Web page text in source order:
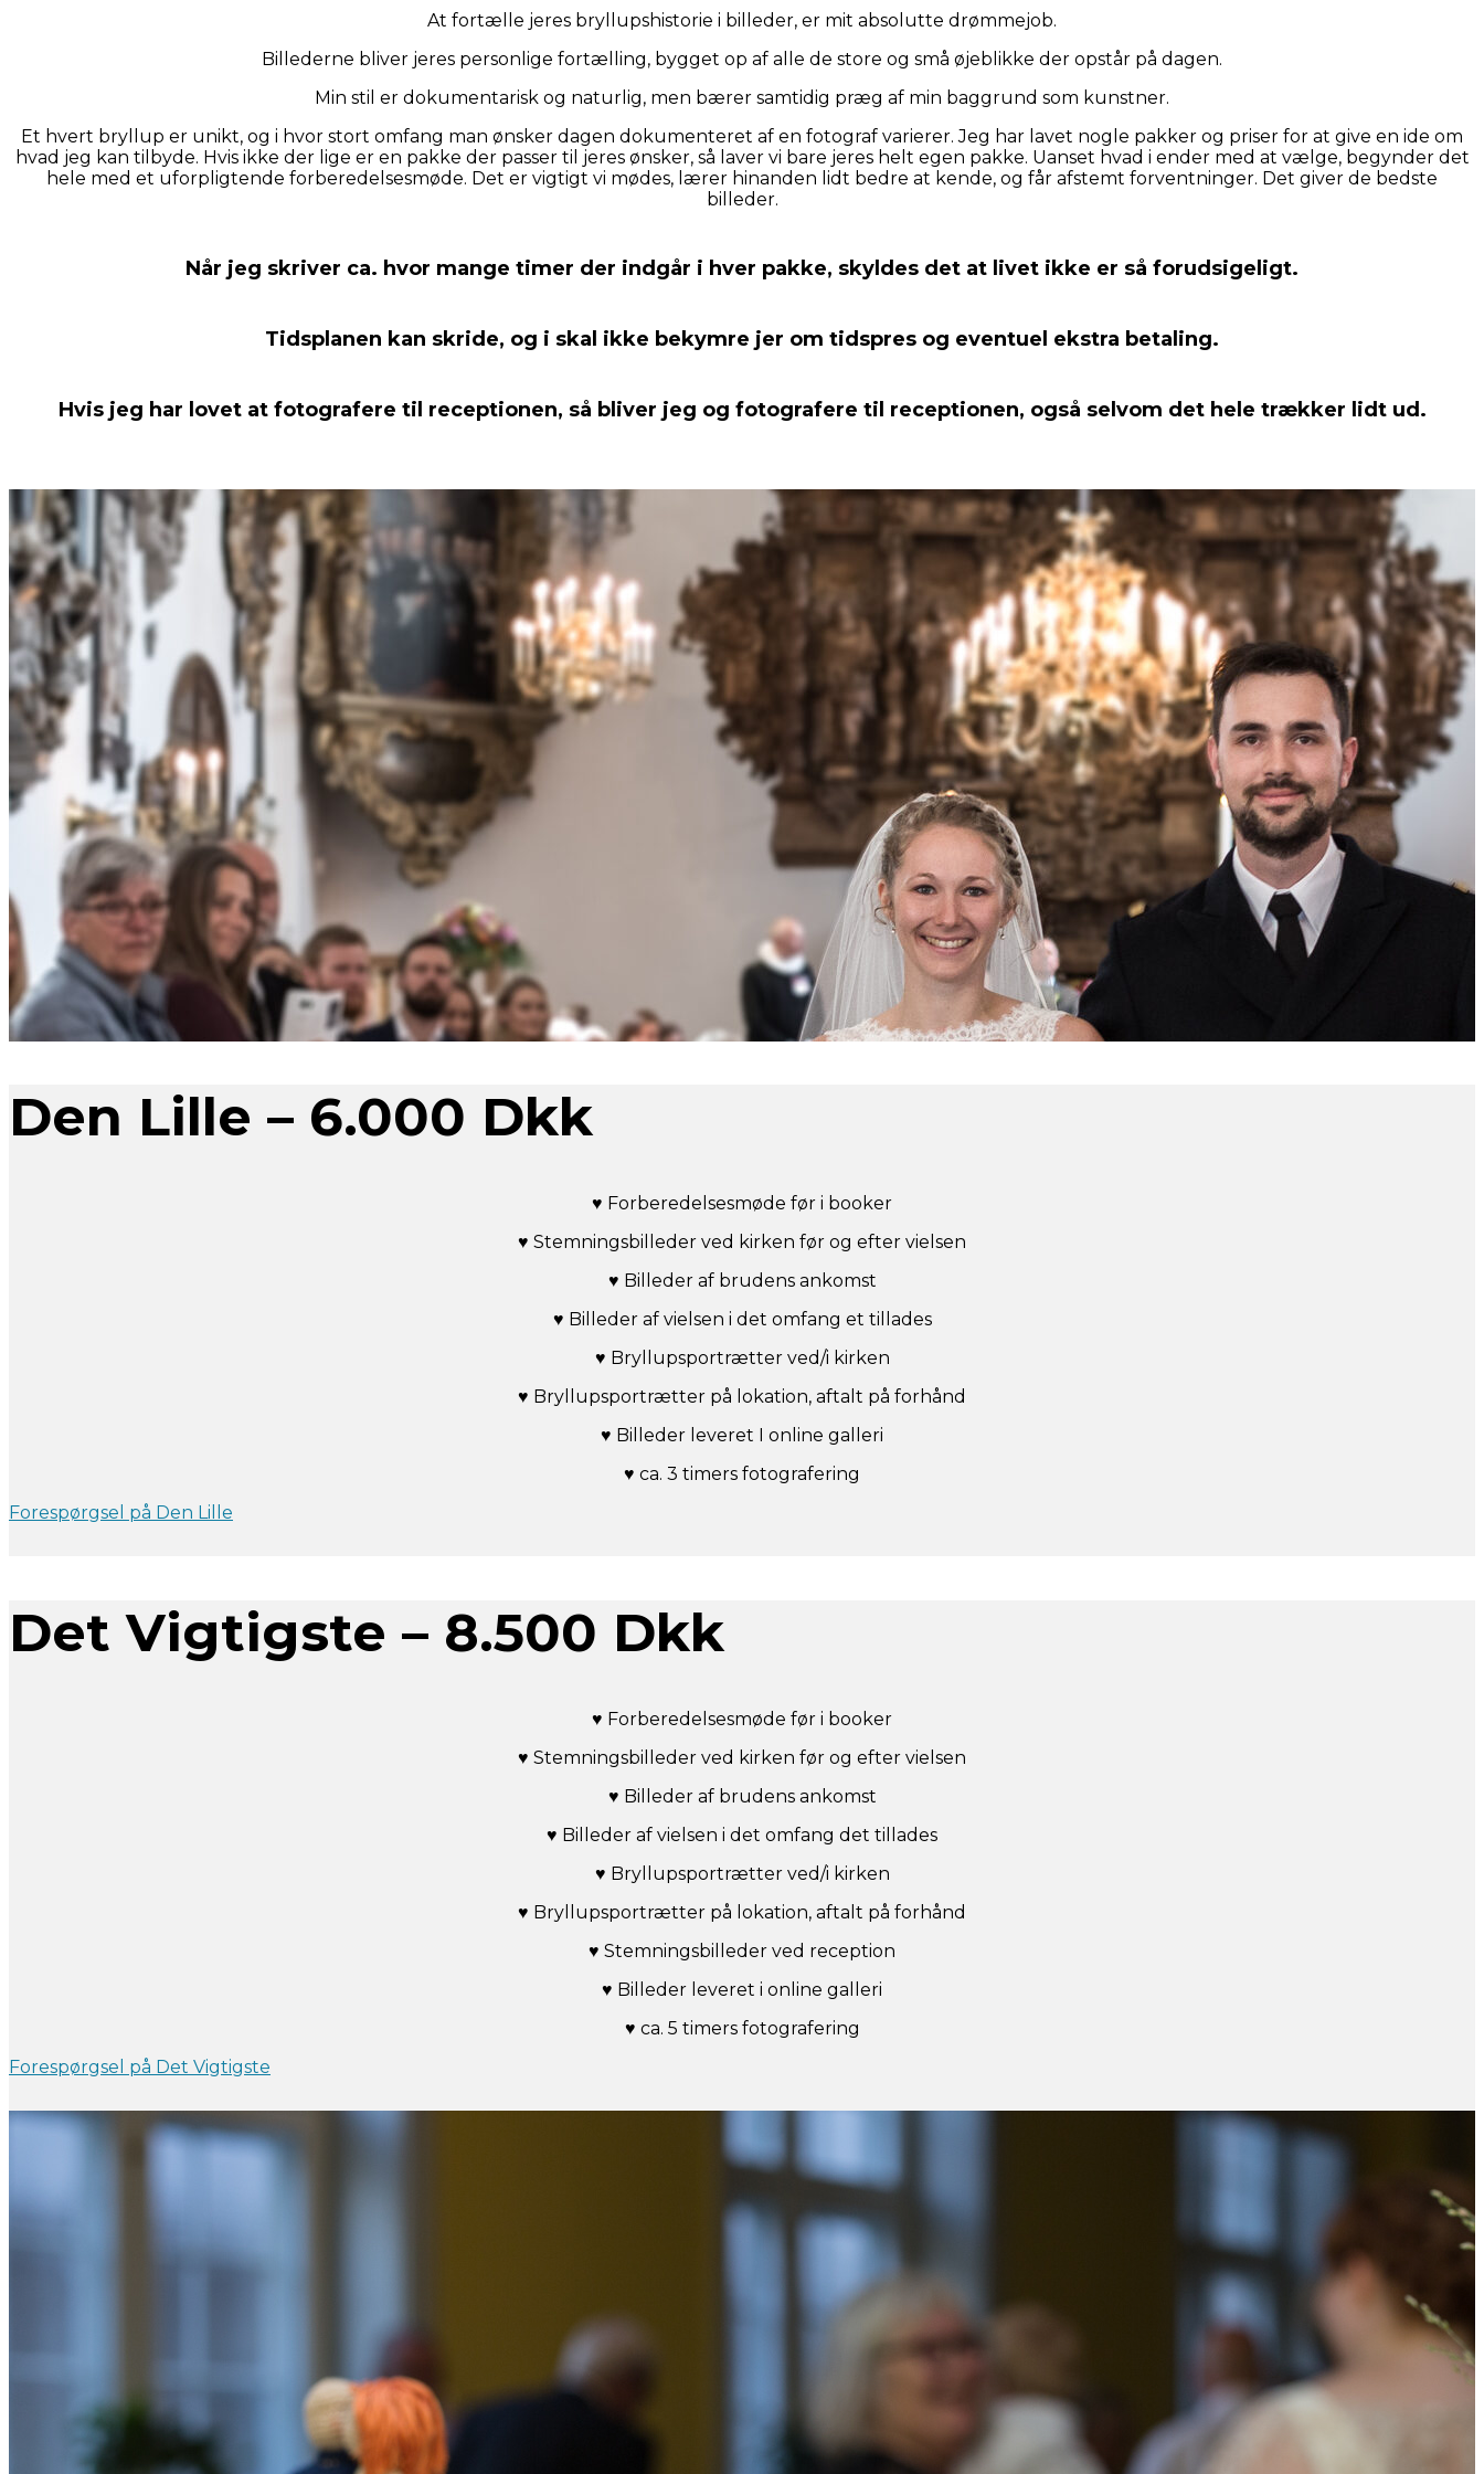
At fortælle jeres bryllupshistorie i billeder, er mit absolutte drømmejob.
Billederne bliver jeres personlige fortælling, bygget op af alle de store og små øjeblikke der opstår på dagen.
Min stil er dokumentarisk og naturlig, men bærer samtidig præg af min baggrund som kunstner.
Et hvert bryllup er unikt, og i hvor stort omfang man ønsker dagen dokumenteret af en fotograf varierer. Jeg har lavet nogle pakker og priser for at give en ide om
hvad jeg kan tilbyde. Hvis ikke der lige er en pakke der passer til jeres ønsker, så laver vi bare jeres helt egen pakke. Uanset hvad i ender med at vælge, begynder det
hele med et uforpligtende forberedelsesmøde. Det er vigtigt vi mødes, lærer hinanden lidt bedre at kende, og får afstemt forventninger. Det giver de bedste
billeder.
Når jeg skriver ca. hvor mange timer der indgår i hver pakke, skyldes det at livet ikke er så forudsigeligt.
Tidsplanen kan skride, og i skal ikke bekymre jer om tidspres og eventuel ekstra betaling.
Hvis jeg har lovet at fotografere til receptionen, så bliver jeg og fotografere til receptionen, også selvom det hele trækker lidt ud.
Den Lille – 6.000 Dkk
♥ Forberedelsesmøde før i booker
♥ Stemningsbilleder ved kirken før og efter vielsen
♥ Billeder af brudens ankomst
♥ Billeder af vielsen i det omfang et tillades
♥ Bryllupsportrætter ved/i kirken
♥ Bryllupsportrætter på lokation, aftalt på forhånd
♥ Billeder leveret I online galleri
♥ ca. 3 timers fotografering
Forespørgsel på Den Lille
Det Vigtigste – 8.500 Dkk
♥ Forberedelsesmøde før i booker
♥ Stemningsbilleder ved kirken før og efter vielsen
♥ Billeder af brudens ankomst
♥ Billeder af vielsen i det omfang det tillades
♥ Bryllupsportrætter ved/i kirken
♥ Bryllupsportrætter på lokation, aftalt på forhånd
♥ Stemningsbilleder ved reception
♥ Billeder leveret i online galleri
♥ ca. 5 timers fotografering
Forespørgsel på Det Vigtigste